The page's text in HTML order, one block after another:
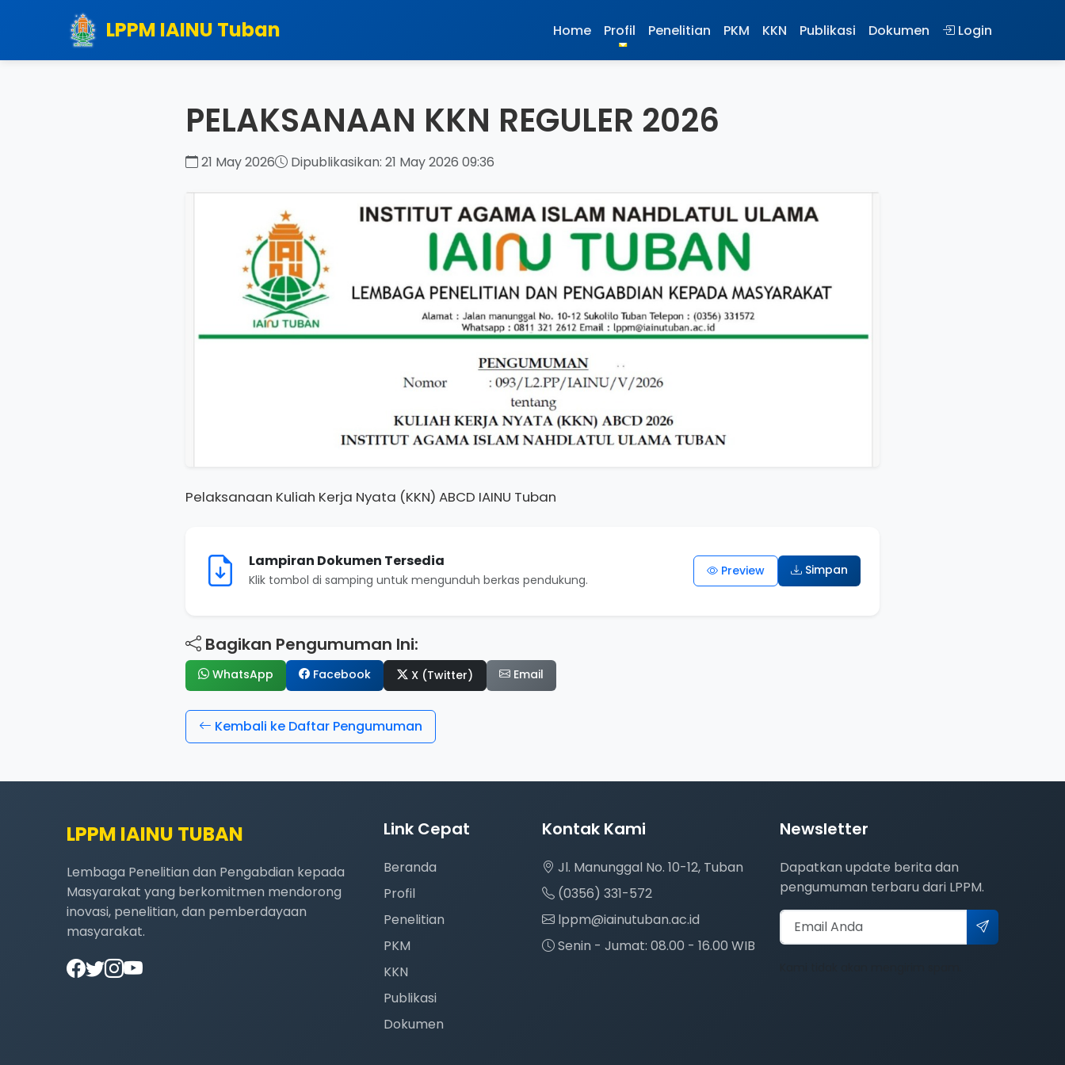
LPPM IAINU Tuban Home Profil Penelitian PKM KKN Publikasi Dokumen Login
PELAKSANAAN KKN REGULER 2026
21 May 2026 Dipublikasikan: 21 May 2026 09:36
Pelaksanaan Kuliah Kerja Nyata (KKN) ABCD IAINU Tuban
Lampiran Dokumen Tersedia
Klik tombol di samping untuk mengunduh berkas pendukung.
Preview Simpan
Bagikan Pengumuman Ini:
WhatsApp Facebook X (Twitter) Email
Kembali ke Daftar Pengumuman
LPPM IAINU TUBAN
Lembaga Penelitian dan Pengabdian kepada
Masyarakat yang berkomitmen mendorong
inovasi, penelitian, dan pemberdayaan
masyarakat.
Link Cepat
Beranda
Profil
Penelitian
PKM
KKN
Publikasi
Dokumen
Kontak Kami
Jl. Manunggal No. 10-12, Tuban
(0356) 331-572
lppm@iainutuban.ac.id
Senin - Jumat: 08.00 - 16.00 WIB
Newsletter
Dapatkan update berita dan
pengumuman terbaru dari LPPM.